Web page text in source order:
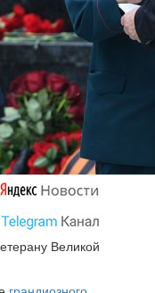
Великой